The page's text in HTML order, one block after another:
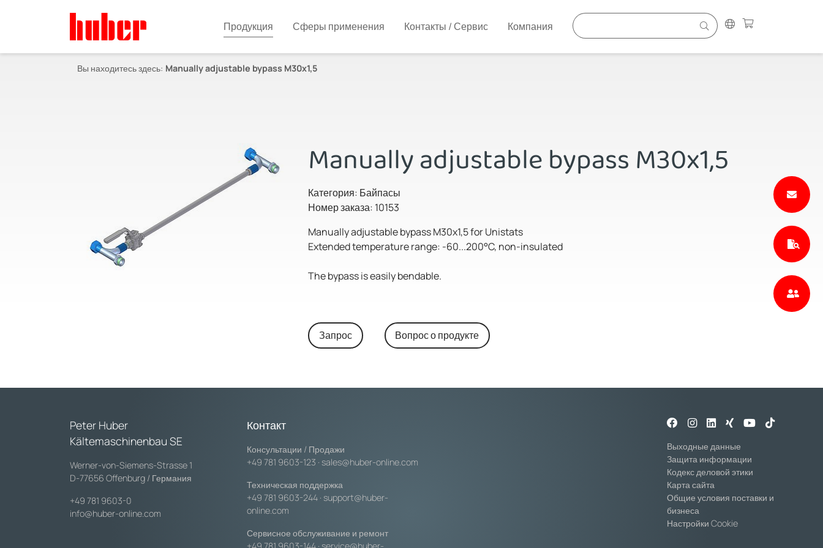
Продукция Сферы применения Контакты / Сервис Компания
Вы находитесь здесь: Manually adjustable bypass M30x1,5
Manually adjustable bypass M30x1,5
Категория: Байпасы
Номер заказа: 10153
Manually adjustable bypass M30x1,5 for Unistats
Extended temperature range: -60...200°C, non-insulated
The bypass is easily bendable.
Запрос Вопрос о продукте
Peter Huber
Kältemaschinenbau SE
Werner-von-Siemens-Strasse 1
D-77656 Offenburg / Германия
+49 781 9603-0
info@huber-online.com
Контакт
Консультации / Продажи
+49 781 9603-123 · sales@huber-online.com
Техническая поддержка
+49 781 9603-244 · support@huber-
online.com
Сервисное обслуживание и ремонт
Выходные данные
Защита информации
Кодекс деловой этики
Карта сайта
Общие условия поставки и
бизнеса
Настройки Cookie